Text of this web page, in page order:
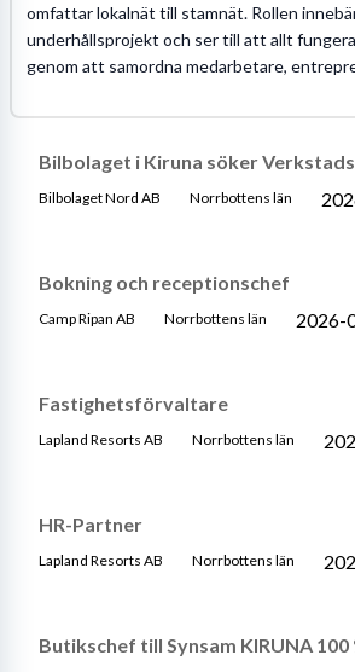
omfattar lokalnät till stamnät. Rollen
underhållsprojekt och ser till att allt
genom att samordna medarbetare,
Bilbolaget i Kiruna söker
Bilbolaget Nord AB Norrbottens län
Bokning och receptionschef
Camp Ripan AB Norrbottens län 2026-
Fastighetsförvaltare
Lapland Resorts AB Norrbottens län
HR-Partner
Lapland Resorts AB Norrbottens län
Butikschef till Synsam KIRUNA 100